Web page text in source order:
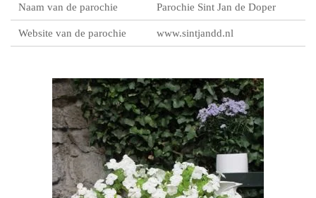
Naam van de parochie Parochie Sint Jan de Doper
Website van de parochie www.sintjandd.nl